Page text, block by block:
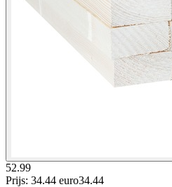
52.99
Prijs: 34.44 euro34.44